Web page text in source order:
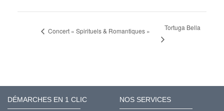
Concert « Spirituels & Romantiques » Tortuga Bella
DÉMARCHES EN 1 CLIC NOS SERVICES